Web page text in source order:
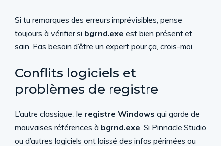
Si tu remarques des erreurs imprévisibles, pense
toujours à vérifier si bgrnd.exe est bien présent et
sain. Pas besoin d’être un expert pour ça, crois-moi.
Conflits logiciels et
problèmes de registre
L’autre classique : le registre Windows qui garde de
mauvaises références à bgrnd.exe. Si Pinnacle Studio
ou d’autres logiciels ont laissé des infos périmées ou